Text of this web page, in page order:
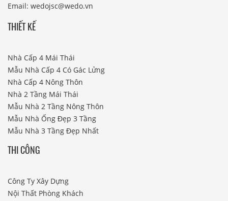
Email: wedojsc@wedo.vn
THIẾT KẾ
Nhà Cấp 4 Mái Thái
Mẫu Nhà Cấp 4 Có Gác Lửng
Nhà Cấp 4 Nông Thôn
Nhà 2 Tầng Mái Thái
Mẫu Nhà 2 Tầng Nông Thôn
Mẫu Nhà Ống Đẹp 3 Tầng
Mẫu Nhà 3 Tầng Đẹp Nhất
THI CÔNG
Công Ty Xây Dựng
Nội Thất Phòng Khách